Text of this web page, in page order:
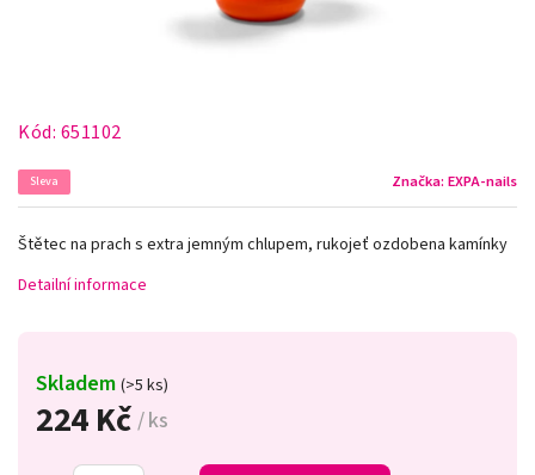
Kód: 651102
Sleva Značka: EXPA-nails
224 Kč / ks
Skladem (>5 ks)
Štětec na prach s extra jemným chlupem, rukojeť ozdobena kamínky
Detailní informace